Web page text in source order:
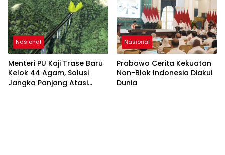
Nasional
Menteri PU Kaji Trase Baru
Kelok 44 Agam, Solusi
Jangka Panjang Atasi
Nasional
Prabowo Cerita Kekuatan
Non-Blok Indonesia Diakui
Dunia